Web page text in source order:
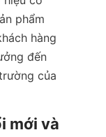
phẩm
hàng
đến
của
mới và